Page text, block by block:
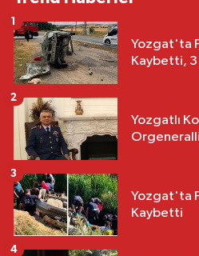
Yozgat'ta
Kaybetti, 3
1
Yozgatlı
2
Yozgat'ta
Kaybetti
3
4